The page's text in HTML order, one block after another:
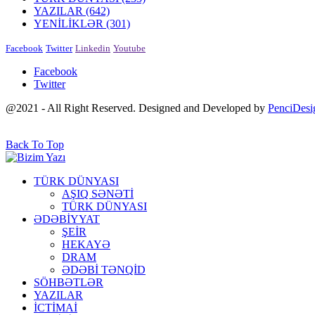
YAZILAR (642)
YENİLİKLƏR (301)
Facebook Twitter Linkedin Youtube
Facebook
Twitter
@2021 - All Right Reserved. Designed and Developed by
Back To Top
TÜRK DÜNYASI
AŞIQ SƏNƏTİ
TÜRK DÜNYASI
ƏDƏBİYYAT
ŞEİR
HEKAYƏ
DRAM
ƏDƏBİ TƏNQİD
SÖHBƏTLƏR
YAZILAR
İCTİMAİ